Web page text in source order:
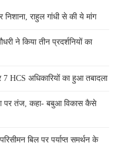
निशाना, राहुल गांधी से की ये मांग
ने किया तीन प्रदर्शनियों का
HCS अधिकारियों का हुआ तबादला
पर तंज, कहा- बबुआ विकास कैसे
बिल पर पर्याप्त समर्थन के